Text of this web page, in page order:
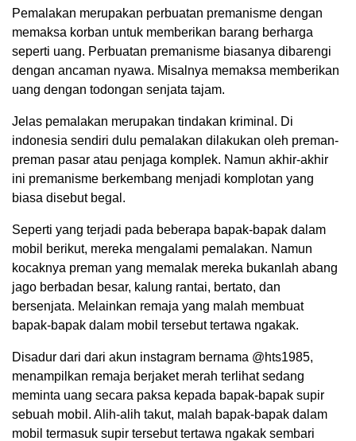
Pemalakan merupakan perbuatan premanisme dengan
memaksa korban untuk memberikan barang berharga
seperti uang. Perbuatan premanisme biasanya dibarengi
dengan ancaman nyawa. Misalnya memaksa memberikan
uang dengan todongan senjata tajam.
Jelas pemalakan merupakan tindakan kriminal. Di
indonesia sendiri dulu pemalakan dilakukan oleh preman-
preman pasar atau penjaga komplek. Namun akhir-akhir
ini premanisme berkembang menjadi komplotan yang
biasa disebut begal.
Seperti yang terjadi pada beberapa bapak-bapak dalam
mobil berikut, mereka mengalami pemalakan. Namun
kocaknya preman yang memalak mereka bukanlah abang
jago berbadan besar, kalung rantai, bertato, dan
bersenjata. Melainkan remaja yang malah membuat
bapak-bapak dalam mobil tersebut tertawa ngakak.
Disadur dari dari akun instagram bernama @hts1985,
menampilkan remaja berjaket merah terlihat sedang
meminta uang secara paksa kepada bapak-bapak supir
sebuah mobil. Alih-alih takut, malah bapak-bapak dalam
mobil termasuk supir tersebut tertawa ngakak sembari